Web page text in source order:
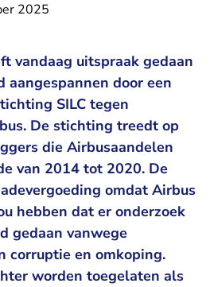
2025
vandaag uitspraak gedaan
aangespannen door een
SILC tegen
De stichting treedt op
die Airbusaandelen
van 2014 tot 2020. De
omdat Airbus
hebben dat er onderzoek
gedaan vanwege
corruptie en omkoping.
worden toegelaten als